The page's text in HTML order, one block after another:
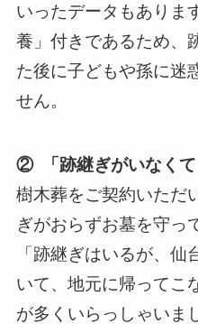
いったデータもありま
養」付きであるため、
た後に子どもや孫に迷
せん。
② 「跡継ぎがいなくて
樹木葬をご契約いただ
ぎがおらずお墓を守っ
「跡継ぎはいるが、
いて、地元に帰ってこ
が多くいらっしゃいま